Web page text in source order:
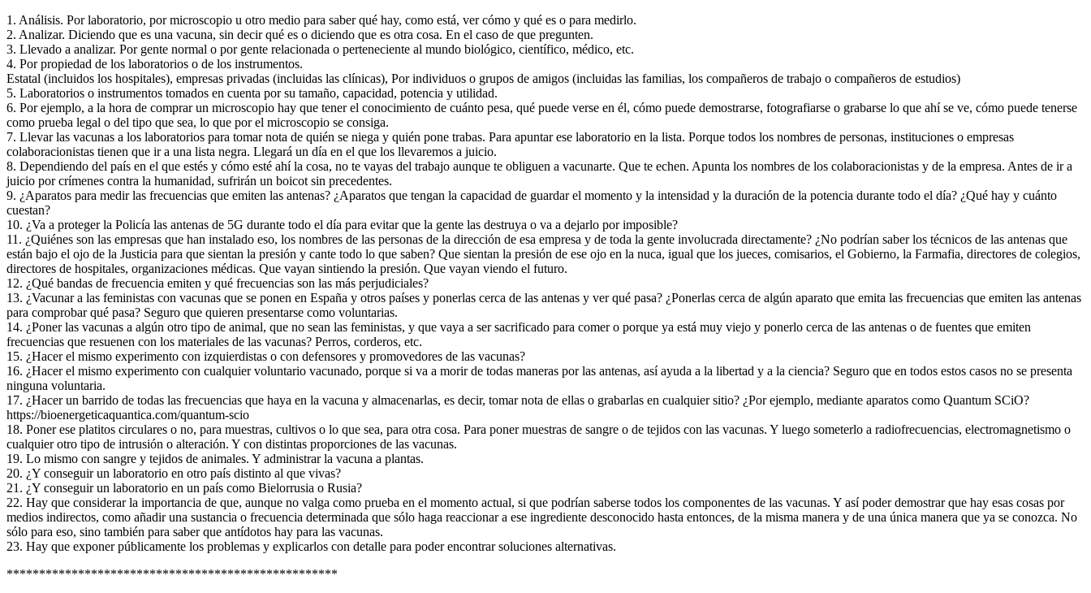
1. Análisis. Por laboratorio, por microscopio u otro medio para saber qué hay, como está, ver cómo y qué es o para medirlo.
2. Analizar. Diciendo que es una vacuna, sin decir qué es o diciendo que es otra cosa. En el caso de que pregunten.
3. Llevado a analizar. Por gente normal o por gente relacionada o perteneciente al mundo biológico, científico, médico, etc.
4. Por propiedad de los laboratorios o de los instrumentos.
Estatal (incluidos los hospitales), empresas privadas (incluidas las clínicas), Por individuos o grupos de amigos (incluidas las familias, los compañeros de trabajo o compañeros de estudios)
5. Laboratorios o instrumentos tomados en cuenta por su tamaño, capacidad, potencia y utilidad.
6. Por ejemplo, a la hora de comprar un microscopio hay que tener el conocimiento de cuánto pesa, qué puede verse en él, cómo puede demostrarse, fotografiarse o grabarse lo que ahí se ve, cómo puede tenerse
como prueba legal o del tipo que sea, lo que por el microscopio se consiga.
7. Llevar las vacunas a los laboratorios para tomar nota de quién se niega y quién pone trabas. Para apuntar ese laboratorio en la lista. Porque todos los nombres de personas, instituciones o empresas
colaboracionistas tienen que ir a una lista negra. Llegará un día en el que los llevaremos a juicio.
8. Dependiendo del país en el que estés y cómo esté ahí la cosa, no te vayas del trabajo aunque te obliguen a vacunarte. Que te echen. Apunta los nombres de los colaboracionistas y de la empresa. Antes de ir a
juicio por crímenes contra la humanidad, sufrirán un boicot sin precedentes.
9. ¿Aparatos para medir las frecuencias que emiten las antenas? ¿Aparatos que tengan la capacidad de guardar el momento y la intensidad y la duración de la potencia durante todo el día? ¿Qué hay y cuánto
cuestan?
10. ¿Va a proteger la Policía las antenas de 5G durante todo el día para evitar que la gente las destruya o va a dejarlo por imposible?
11. ¿Quiénes son las empresas que han instalado eso, los nombres de las personas de la dirección de esa empresa y de toda la gente involucrada directamente? ¿No podrían saber los técnicos de las antenas que
están bajo el ojo de la Justicia para que sientan la presión y cante todo lo que saben? Que sientan la presión de ese ojo en la nuca, igual que los jueces, comisarios, el Gobierno, la Farmafia, directores de colegios,
directores de hospitales, organizaciones médicas. Que vayan sintiendo la presión. Que vayan viendo el futuro.
12. ¿Qué bandas de frecuencia emiten y qué frecuencias son las más perjudiciales?
13. ¿Vacunar a las feministas con vacunas que se ponen en España y otros países y ponerlas cerca de las antenas y ver qué pasa? ¿Ponerlas cerca de algún aparato que emita las frecuencias que emiten las antenas
para comprobar qué pasa? Seguro que quieren presentarse como voluntarias.
14. ¿Poner las vacunas a algún otro tipo de animal, que no sean las feministas, y que vaya a ser sacrificado para comer o porque ya está muy viejo y ponerlo cerca de las antenas o de fuentes que emiten
frecuencias que resuenen con los materiales de las vacunas? Perros, corderos, etc.
15. ¿Hacer el mismo experimento con izquierdistas o con defensores y promovedores de las vacunas?
16. ¿Hacer el mismo experimento con cualquier voluntario vacunado, porque si va a morir de todas maneras por las antenas, así ayuda a la libertad y a la ciencia? Seguro que en todos estos casos no se presenta
ninguna voluntaria.
17. ¿Hacer un barrido de todas las frecuencias que haya en la vacuna y almacenarlas, es decir, tomar nota de ellas o grabarlas en cualquier sitio? ¿Por ejemplo, mediante aparatos como Quantum SCiO?
https://bioenergeticaquantica.com/quantum-scio
18. Poner ese platitos circulares o no, para muestras, cultivos o lo que sea, para otra cosa. Para poner muestras de sangre o de tejidos con las vacunas. Y luego someterlo a radiofrecuencias, electromagnetismo o
cualquier otro tipo de intrusión o alteración. Y con distintas proporciones de las vacunas.
19. Lo mismo con sangre y tejidos de animales. Y administrar la vacuna a plantas.
20. ¿Y conseguir un laboratorio en otro país distinto al que vivas?
21. ¿Y conseguir un laboratorio en un país como Bielorrusia o Rusia?
22. Hay que considerar la importancia de que, aunque no valga como prueba en el momento actual, si que podrían saberse todos los componentes de las vacunas. Y así poder demostrar que hay esas cosas por
medios indirectos, como añadir una sustancia o frecuencia determinada que sólo haga reaccionar a ese ingrediente desconocido hasta entonces, de la misma manera y de una única manera que ya se conozca. No
sólo para eso, sino también para saber que antídotos hay para las vacunas.
23. Hay que exponer públicamente los problemas y explicarlos con detalle para poder encontrar soluciones alternativas.
***************************************************